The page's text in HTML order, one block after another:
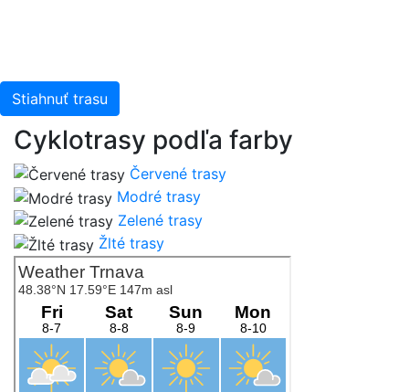
Stiahnuť trasu
Cyklotrasy podľa farby
Červené trasy
Modré trasy
Zelené trasy
Žlté trasy